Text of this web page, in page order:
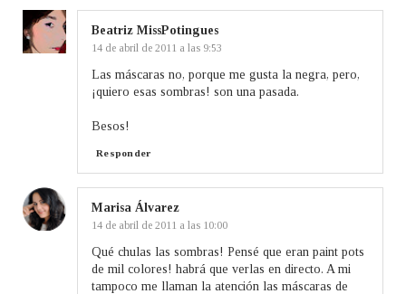
Beatriz MissPotingues
14 de abril de 2011 a las 9:53
Las máscaras no, porque me gusta la negra, pero,
¡quiero esas sombras! son una pasada.
Besos!
Responder
Marisa Álvarez
14 de abril de 2011 a las 10:00
Qué chulas las sombras! Pensé que eran paint pots
de mil colores! habrá que verlas en directo. A mi
tampoco me llaman la atención las máscaras de